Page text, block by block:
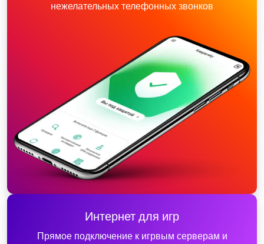
нежелательных телефонных звонков
Интернет для игр
Прямое подключение к игрвым серверам и